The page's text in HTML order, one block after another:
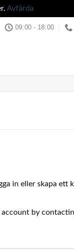
Avfärda
09:00 - 18:00
in eller skapa ett
by